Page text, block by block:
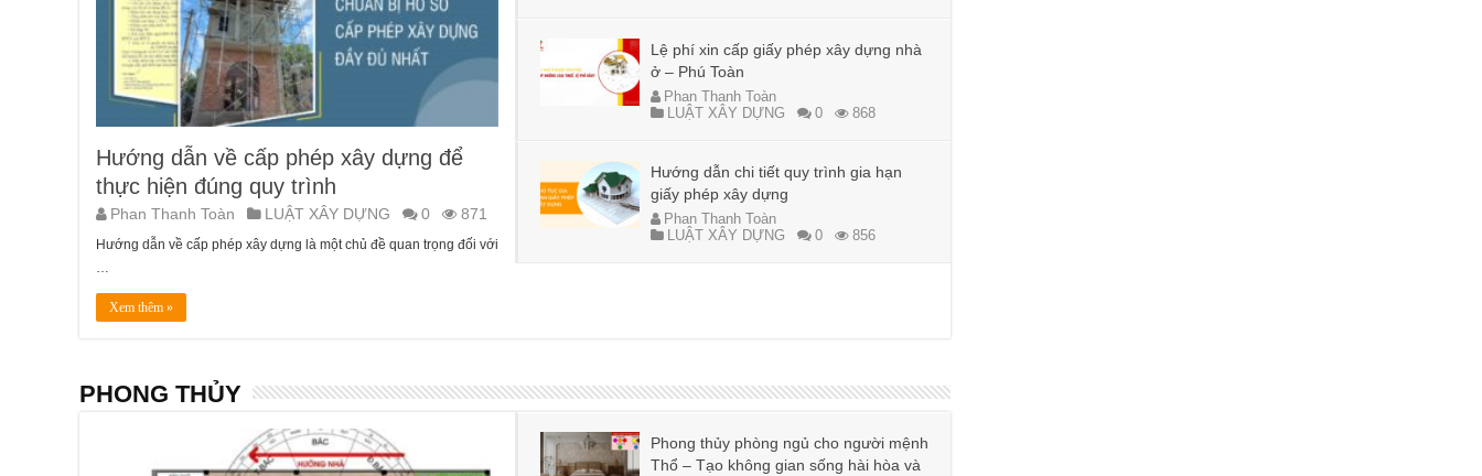
Hướng dẫn về cấp phép xây dựng để
thực hiện đúng quy trình
Phan Thanh Toàn LUẬT XÂY DỰNG 0 871
Hướng dẫn về cấp phép xây dựng là một chủ đề quan trọng đối với
…
Xem thêm »
Lệ phí xin cấp giấy phép xây dựng nhà
ở – Phú Toàn
Phan Thanh Toàn
LUẬT XÂY DỰNG
0 868
Hướng dẫn chi tiết quy trình gia hạn
giấy phép xây dựng
Phan Thanh Toàn
LUẬT XÂY DỰNG
0 856
PHONG THỦY
Phong thủy phòng ngủ cho người mệnh
Thổ – Tạo không gian sống hài hòa và